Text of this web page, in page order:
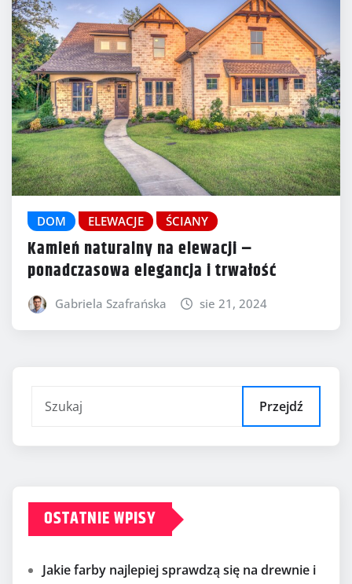
DOM ELEWACJE ŚCIANY
Kamień naturalny na elewacji –
ponadczasowa elegancja i trwałość
Gabriela Szafrańska sie 21, 2024
Przejdź
OSTATNIE WPISY
Jakie farby najlepiej sprawdzą się na drewnie i